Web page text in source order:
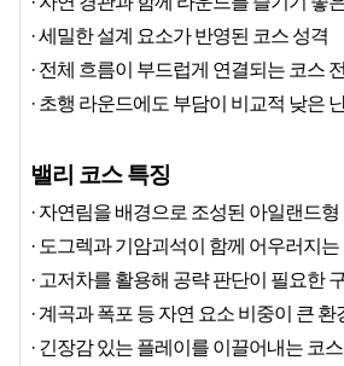
· 세밀한 설계 요소가 반영된 코스 성격
· 전체 흐름이 부드럽게 연결되는 코스
· 초행 라운드에도 부담이 비교적 낮은
밸리 코스 특징
· 자연림을 배경으로 조성된 아일랜드형
· 도그렉과 기암괴석이 함께 어우러지는
· 고저차를 활용해 공략 판단이 필요한
· 계곡과 폭포 등 자연 요소 비중이 큰 환
· 긴장감 있는 플레이를 이끌어내는 코